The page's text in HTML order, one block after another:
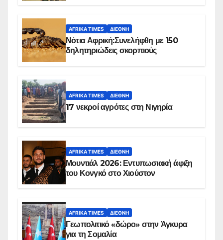
AFRIKA TIMES ΔΙΕΘΝΉ
Νότια Αφρική:Συνελήφθη με 150
δηλητηριώδεις σκορπιούς
AFRIKA TIMES ΔΙΕΘΝΉ
17 νεκροί αγρότες στη Νιγηρία
AFRIKA TIMES ΔΙΕΘΝΉ
Μουντιάλ 2026: Εντυπωσιακή άφιξη
του Κονγκό στο Χιούστον
AFRIKA TIMES ΔΙΕΘΝΉ
Γεωπολιτικό «δώρο» στην Άγκυρα
για τη Σομαλία